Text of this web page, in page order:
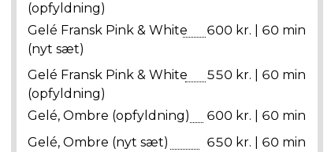
(opfyldning)
Gelé Fransk Pink & White
(nyt sæt)
600 kr. | 60 min
Gelé Fransk Pink & White
(opfyldning)
550 kr. | 60 min
Gelé, Ombre (nyt sæt) 650 kr. | 60 min
Gelé, Ombre (opfyldning) 600 kr. | 60 min